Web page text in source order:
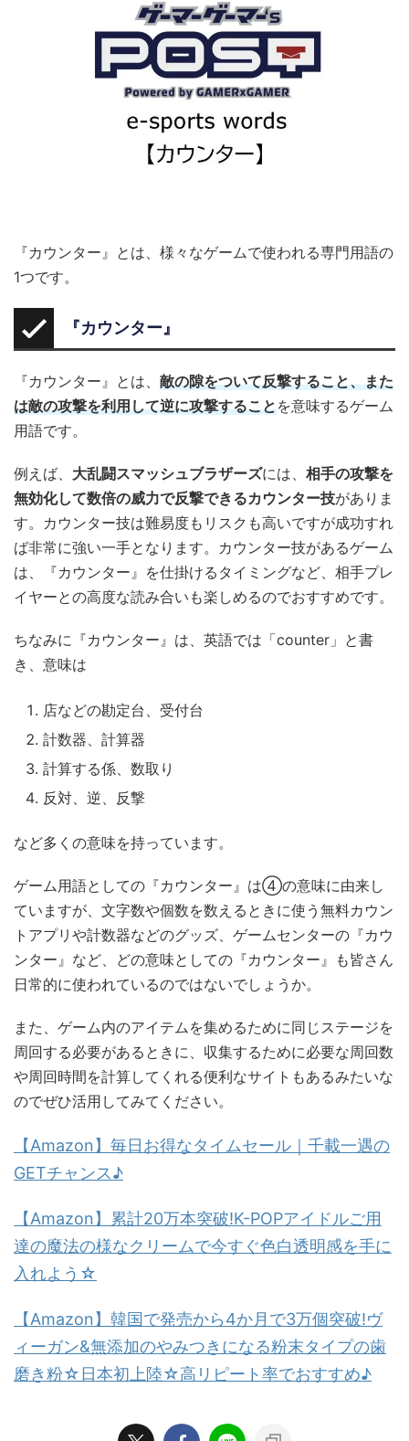
『カウンター』とは、様々なゲームで使われる専門用語の
1つです。
『カウンター』
『カウンター』とは、 敵の隙をついて反撃すること、また
は敵の攻撃を利用して逆に攻撃することを意味するゲーム
用語です。
例えば、 大乱闘スマッシュブラザーズには、 相手の攻撃を
無効化して数倍の威力で反撃できるカウンター技がありま
す。カウンター技は難易度もリスクも高いですが成功すれ
ば非常に強い一手となります。カウンター技があるゲーム
は、『カウンター』を仕掛けるタイミングなど、相手プレ
イヤーとの高度な読み合いも楽しめるのでおすすめです。
ちなみに『カウンター』は、英語では「counter」と書
き、意味は
店などの勘定台、受付台
計数器、計算器
計算する係、数取り
反対、逆、反撃
など多くの意味を持っています。
ゲーム用語としての『カウンター』は④の意味に由来し
ていますが、文字数や個数を数えるときに使う無料カウン
トアプリや計数器などのグッズ、ゲームセンターの『カウ
ンター』など、どの意味としての『カウンター』も皆さん
日常的に使われているのではないでしょうか。
また、ゲーム内のアイテムを集めるために同じステージを
周回する必要があるときに、収集するために必要な周回数
や周回時間を計算してくれる便利なサイトもあるみたいな
のでぜひ活用してみてください。
【Amazon】毎日お得なタイムセール｜千載一遇の
GETチャンス♪
【Amazon】累計20万本突破!K-POPアイドルご用
達の魔法の様なクリームで今すぐ色白透明感を手に
入れよう☆
【Amazon】韓国で発売から4か月で3万個突破!ヴ
ィーガン&無添加のやみつきになる粉末タイプの歯
磨き粉☆日本初上陸☆高リピート率でおすすめ♪